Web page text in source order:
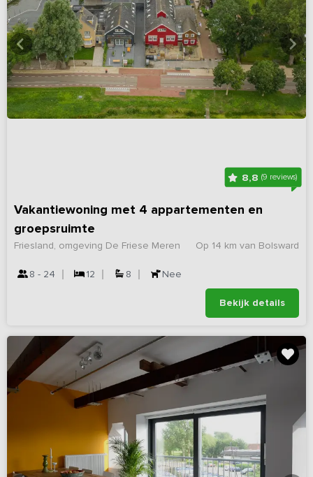
8,8(9 reviews)
Vakantiewoning met 4 appartementen en
groepsruimte
Op 14 km van Bolsward
Friesland, omgeving De Friese Meren
8 - 24 12 8 Nee
Bekijk details